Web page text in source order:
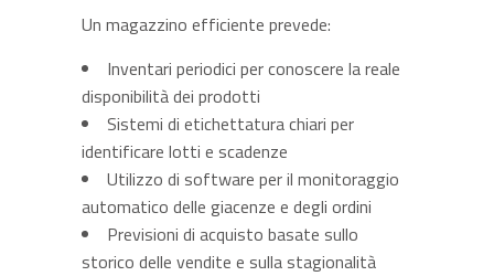
Un magazzino efficiente prevede:
Inventari periodici per conoscere la reale
disponibilità dei prodotti
Sistemi di etichettatura chiari per
identificare lotti e scadenze
Utilizzo di software per il monitoraggio
automatico delle giacenze e degli ordini
Previsioni di acquisto basate sullo
storico delle vendite e sulla stagionalità